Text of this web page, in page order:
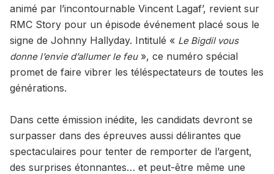
animé par l’incontournable Vincent Lagaf’, revient sur
RMC Story pour un épisode événement placé sous le
signe de Johnny Hallyday. Intitulé « Le Bigdil vous
donne l’envie d’allumer le feu», ce numéro spécial
promet de faire vibrer les téléspectateurs de toutes les
générations.
Dans cette émission inédite, les candidats devront se
surpasser dans des épreuves aussi délirantes que
spectaculaires pour tenter de remporter de l’argent,
des surprises étonnantes… et peut-être même une